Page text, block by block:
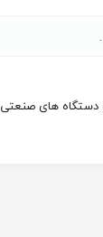
دستگاه های صنعتی